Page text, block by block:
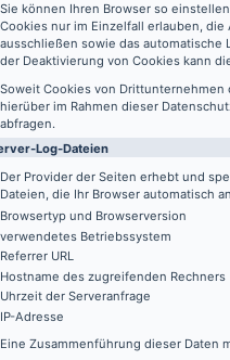
Sie können Ihren Browser so
Cookies nur im Einzelfall erlauben,
ausschließen sowie das automatische
der Deaktivierung von Cookies kann
Soweit Cookies von
hierüber im Rahmen dieser
abfragen.
Log-Dateien
Der Provider der Seiten erhebt und
Dateien, die Ihr Browser automatisch
Browsertyp und Browserversion
verwendetes Betriebssystem
Referrer URL
Hostname des zugreifenden Rechners
Uhrzeit der Serveranfrage
IP-Adresse
Eine Zusammenführung dieser Daten